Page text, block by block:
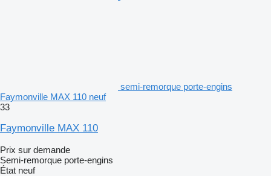
semi-remorque porte-engins
Faymonville MAX 110 neuf
33
Faymonville MAX 110
Prix sur demande
Semi-remorque porte-engins
État neuf